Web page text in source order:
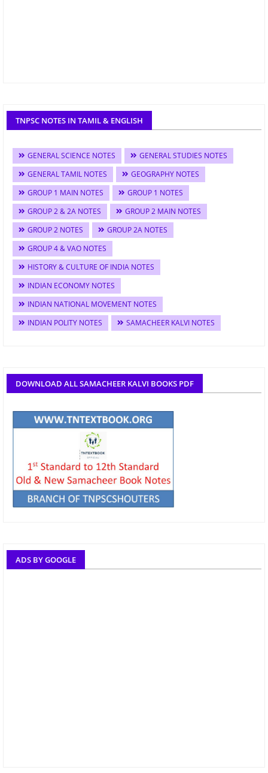
TNPSC NOTES IN TAMIL & ENGLISH
GENERAL SCIENCE NOTES
GENERAL STUDIES NOTES
GENERAL TAMIL NOTES
GEOGRAPHY NOTES
GROUP 1 MAIN NOTES
GROUP 1 NOTES
GROUP 2 & 2A NOTES
GROUP 2 MAIN NOTES
GROUP 2 NOTES
GROUP 2A NOTES
GROUP 4 & VAO NOTES
HISTORY & CULTURE OF INDIA NOTES
INDIAN ECONOMY NOTES
INDIAN NATIONAL MOVEMENT NOTES
INDIAN POLITY NOTES
SAMACHEER KALVI NOTES
DOWNLOAD ALL SAMACHEER KALVI BOOKS PDF
ADS BY GOOGLE